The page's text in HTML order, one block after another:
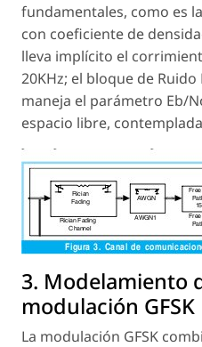
fundamentales, como es
con coeficiente de
lleva implícito el
20KHz; el bloque de
maneja el parámetro Eb/
espacio libre,
3. Modelamiento
modulación GFSK
La modulación GFSK